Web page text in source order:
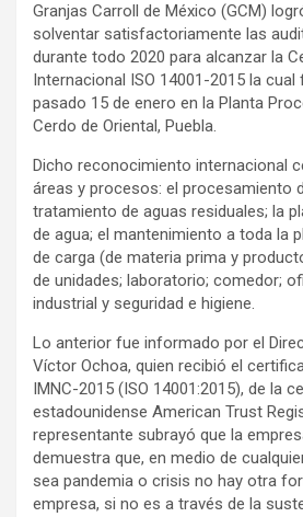
Granjas Carroll de México (GCM)
solventar satisfactoriamente las
durante todo 2020 para alcanzar la
Internacional ISO 14001-2015 la cual
pasado 15 de enero en la Planta
Cerdo de Oriental, Puebla.
Dicho reconocimiento internacional
áreas y procesos: el procesamiento
tratamiento de aguas residuales; la
de agua; el mantenimiento a toda la
de carga (de materia prima y
de unidades; laboratorio; comedor;
industrial y seguridad e higiene.
Lo anterior fue informado por el
Víctor Ochoa, quien recibió el
IMNC-2015 (ISO 14001:2015), de la
estadounidense American Trust
representante subrayó que la
demuestra que, en medio de
sea pandemia o crisis no hay otra
empresa, si no es a través de la